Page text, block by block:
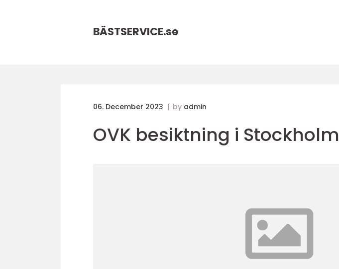
BÄSTSERVICE.se
06. December 2023 by admin
OVK besiktning i Stockholm